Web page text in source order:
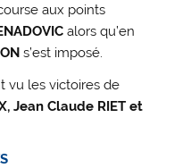
aux points
alors qu’en
s’est imposé.
vu les victoires de
Jean Claude RIET et